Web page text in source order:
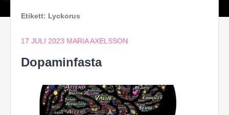
Etikett: Lyckorus
17 JULI 2023 MARIA AXELSSON
Dopaminfasta